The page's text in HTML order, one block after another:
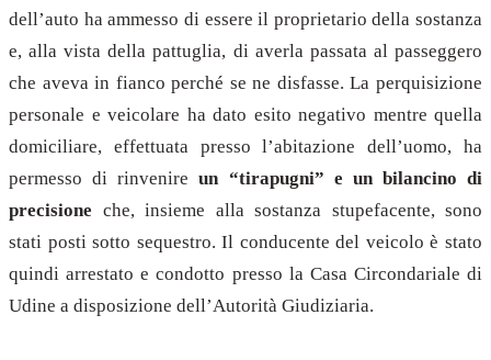
dell’auto ha ammesso di essere il proprietario della sostanza
e, alla vista della pattuglia, di averla passata al passeggero
che aveva in fianco perché se ne disfasse. La perquisizione
personale e veicolare ha dato esito negativo mentre quella
domiciliare, effettuata presso l’abitazione dell’uomo, ha
permesso di rinvenireun “tirapugni” e un bilancino di
precisione che, insieme alla sostanza stupefacente, sono
stati posti sotto sequestro. Il conducente del veicolo è stato
quindi arrestato e condotto presso la Casa Circondariale di
Udine a disposizione dell’Autorità Giudiziaria.